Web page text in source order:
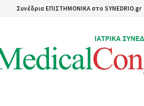
Συνέδρια ΕΠΙΣΤΗΜΟΝΙΚΑ στο SYNEDRIO.gr